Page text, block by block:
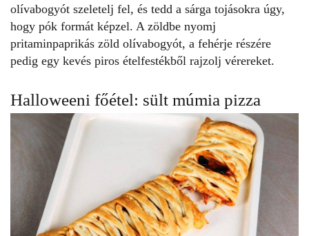
olívabogyót szeletelj fel, és tedd a sárga tojásokra úgy,
hogy pók formát képzel. A zöldbe nyomj
pritaminpaprikás zöld olívabogyót, a fehérje részére
pedig egy kevés piros ételfestékből rajzolj vérereket.
Halloweeni főétel: sült múmia pizza